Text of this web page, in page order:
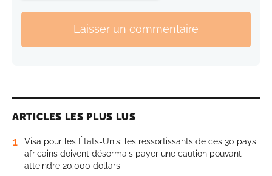
Laisser un commentaire
ARTICLES LES PLUS LUS
1
Visa pour les États-Unis: les ressortissants de ces 30 pays
africains doivent désormais payer une caution pouvant
atteindre 20.000 dollars